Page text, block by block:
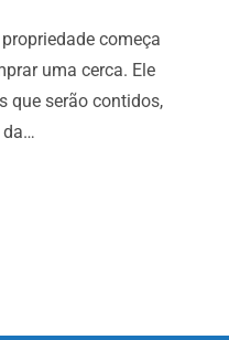
começa
uma cerca. Ele
que serão contidos,
da…